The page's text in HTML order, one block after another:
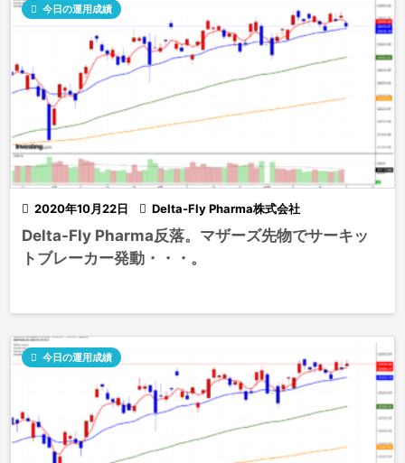
 2020年10月22日
 今日の運用成績
 Delta-Fly Pharma株式会社
Delta-Fly Pharma反落。マザーズ先物でサーキッ
トブレーカー発動・・・。
 今日の運用成績